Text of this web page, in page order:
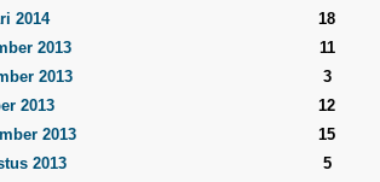
2014
18
2013
11
2013
3
2013
12
2013
15
2013
5